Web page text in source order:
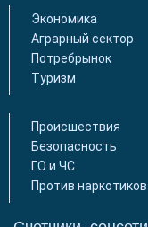
Экономика
Аграрный сектор
Потребрынок
Туризм
Происшествия
Безопасность
ГО и ЧС
Против наркотиков